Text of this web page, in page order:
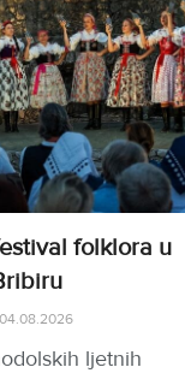
folklora u
04.08.2026
ljetnih